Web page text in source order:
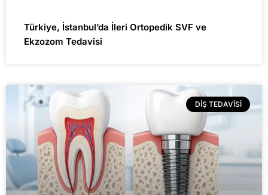
Türkiye, İstanbul’da İleri Ortopedik SVF ve
Ekzozom Tedavisi
DIŞ TEDAVISI